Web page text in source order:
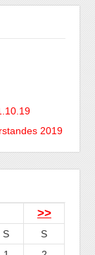
2019
>>
S
S